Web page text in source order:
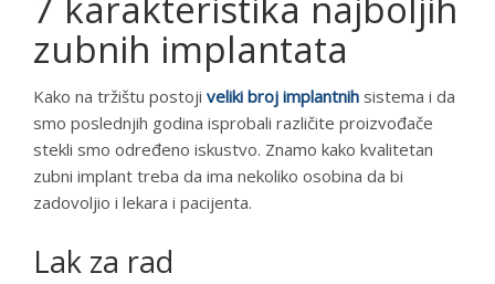
zubnih implantata
Kako na tržištu postoji veliki broj implantnih sistema i da
smo poslednjih godina isprobali različite proizvođače
stekli smo određeno iskustvo. Znamo kako kvalitetan
zubni implant treba da ima nekoliko osobina da bi
zadovoljio i lekara i pacijenta.
Lak za rad